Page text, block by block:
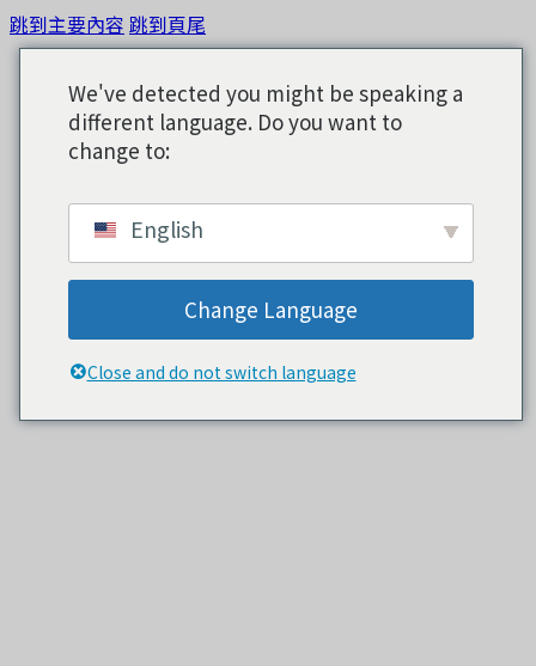
跳到主要內容 跳到頁尾
We've detected you might be speaking a
different language. Do you want to
change to:
English
Change Language
Close and do not switch language